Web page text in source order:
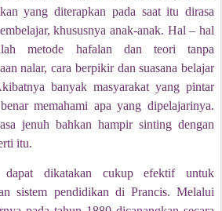
yang diterapkan pada saat itu dirasa
khususnya anak-anak. Hal – hal
metode hafalan dan teori tanpa
nalar, cara berpikir dan suasana belajar
banyak masyarakat yang pintar
memahami apa yang dipelajarinya.
jenuh bahkan hampir sinting dengan
itu.
dapat dikatakan cukup efektif untuk
sistem pendidikan di Prancis. Melalui